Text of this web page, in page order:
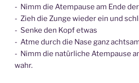
- Nimm die Atempause am Ende
- Zieh die Zunge wieder ein und
- Senke den Kopf etwas
- Atme durch die Nase ganz
- Nimm die natürliche Atempause
wahr.